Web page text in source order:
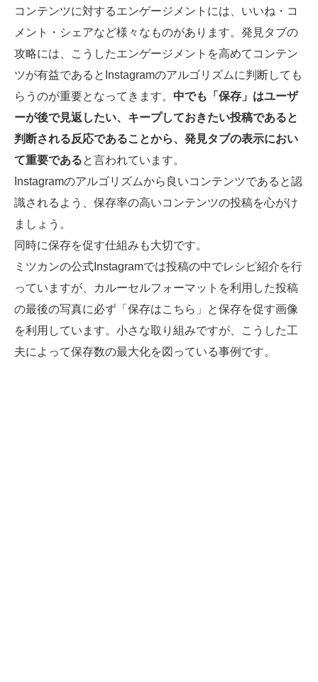
コンテンツに対するエンゲージメントには、いいね・コ
メント・シェアなど様々なものがあります。発見タブの
攻略には、こうしたエンゲージメントを高めてコンテン
ツが有益であるとInstagramのアルゴリズムに判断しても
らうのが重要となってきます。 中でも「保存」はユーザ
ーが後で見返したい、キープしておきたい投稿であると
判断される反応であることから、発見タブの表示におい
て重要であると言われています。
Instagramのアルゴリズムから良いコンテンツであると認
識されるよう、保存率の高いコンテンツの投稿を心がけ
ましょう。
同時に保存を促す仕組みも大切です。
ミツカンの公式Instagramでは投稿の中でレシピ紹介を行
っていますが、カルーセルフォーマットを利用した投稿
の最後の写真に必ず「保存はこちら」と保存を促す画像
を利用しています。小さな取り組みですが、こうした工
夫によって保存数の最大化を図っている事例です。